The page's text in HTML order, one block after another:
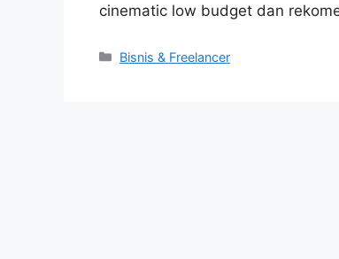
cinematic low budget dan
Kategori
Bisnis & Freelancer